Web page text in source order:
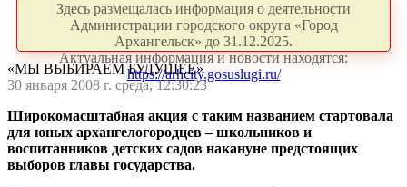
Здесь размещалась информация о деятельности
Администрации городского округа «Город
Архангельск» до 31.12.2025.
Актуальная информация и новости находятся:
https://arhcity.gosuslugi.ru/
«МЫ ВЫБИРАЕМ БУДУЩЕЕ»
30 января 2008 г. среда, 12:30:23
Широкомасштабная акция с таким названием стартовала
для юных архангелогородцев – школьников и
воспитанников детских садов накануне предстоящих
выборов главы государства.